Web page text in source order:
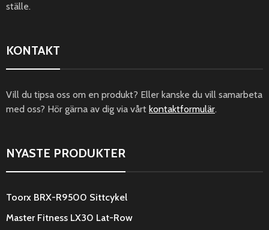
ställe.
KONTAKT
Vill du tipsa oss om en produkt? Eller kanske du vill samarbeta
med oss? Hör gärna av dig via vårt kontaktformulär.
NYASTE PRODUKTER
Toorx BRX-R9500 Sittcykel
Master Fitness LX30 Lat-Row